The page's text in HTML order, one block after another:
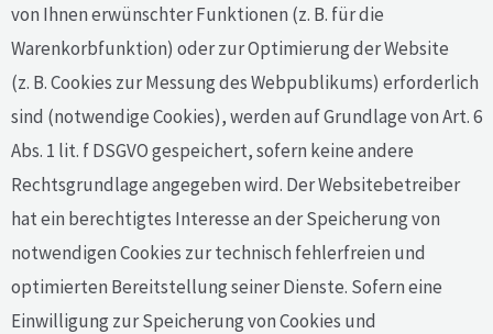
von Ihnen erwünschter Funktionen (z. B. für die
Warenkorbfunktion) oder zur Optimierung der Website
(z. B. Cookies zur Messung des Webpublikums) erforderlich
sind (notwendige Cookies), werden auf Grundlage von Art. 6
Abs. 1 lit. f DSGVO gespeichert, sofern keine andere
Rechtsgrundlage angegeben wird. Der Websitebetreiber
hat ein berechtigtes Interesse an der Speicherung von
notwendigen Cookies zur technisch fehlerfreien und
optimierten Bereitstellung seiner Dienste. Sofern eine
Einwilligung zur Speicherung von Cookies und